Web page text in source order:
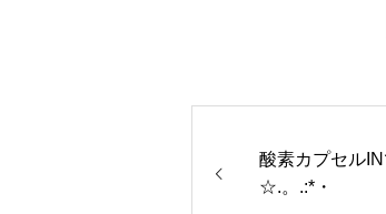
酸素カプセル
☆.。.:*・